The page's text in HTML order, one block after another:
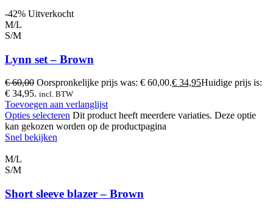
-42% Uitverkocht
M/L
S/M
Lynn set – Brown
€60,00 Oorspronkelijke prijs was: € 60,00.€ 34,95Huidige prijs is:
€ 34,95. incl. BTW
Toevoegen aan verlanglijst
Opties selecteren Dit product heeft meerdere variaties. Deze optie
kan gekozen worden op de productpagina
Snel bekijken
M/L
S/M
Short sleeve blazer – Brown